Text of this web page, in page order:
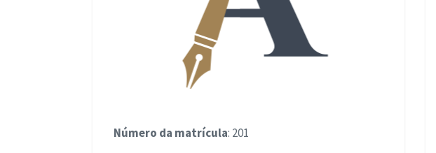
Número da matrícula: 201